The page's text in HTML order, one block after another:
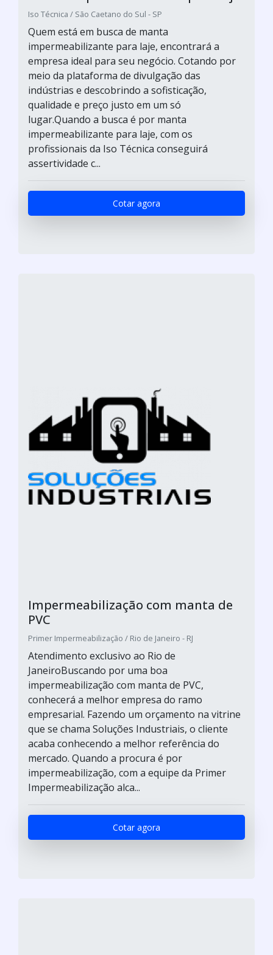
Iso Técnica / São Caetano do Sul - SP
Quem está em busca de manta
impermeabilizante para laje, encontrará a
empresa ideal para seu negócio. Cotando por
meio da plataforma de divulgação das
indústrias e descobrindo a sofisticação,
qualidade e preço justo em um só
lugar.Quando a busca é por manta
impermeabilizante para laje, com os
profissionais da Iso Técnica conseguirá
assertividade c...
Cotar agora
Impermeabilização com manta de
PVC
Primer Impermeabilização / Rio de Janeiro - RJ
Atendimento exclusivo ao Rio de
JaneiroBuscando por uma boa
impermeabilização com manta de PVC,
conhecerá a melhor empresa do ramo
empresarial. Fazendo um orçamento na vitrine
que se chama Soluções Industriais, o cliente
acaba conhecendo a melhor referência do
mercado. Quando a procura é por
impermeabilização, com a equipe da Primer
Impermeabilização alca...
Cotar agora